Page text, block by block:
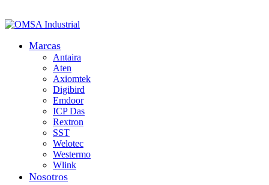
Marcas
Antaira
Aten
Axiomtek
Digibird
Emdoor
ICP Das
Rextron
SST
Welotec
Westermo
Wlink
Nosotros